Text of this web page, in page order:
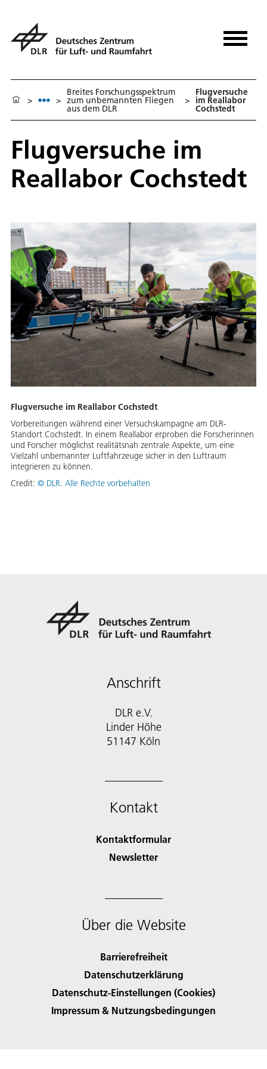
> >
Breites Forschungsspektrum
zum unbemannten Fliegen
aus dem DLR
>
Flugversuche
im Reallabor
Cochstedt
Flugversuche im
Reallabor Cochstedt
Flugversuche im Reallabor Cochstedt
Vorbereitungen während einer Versuchskampagne am DLR-
Standort Cochstedt. In einem Reallabor erproben die Forscherinnen
und Forscher möglichst realitätsnah zentrale Aspekte, um eine
Vielzahl unbemannter Luftfahrzeuge sicher in den Luftraum
integrieren zu können.
Credit: © DLR. Alle Rechte vorbehalten
Anschrift
DLR e.V.
Linder Höhe
51147 Köln
Kontakt
Kontaktformular
Newsletter
Über die Website
Barrierefreiheit
Datenschutzerklärung
Datenschutz-Einstellungen (Cookies)
Impressum & Nutzungsbedingungen